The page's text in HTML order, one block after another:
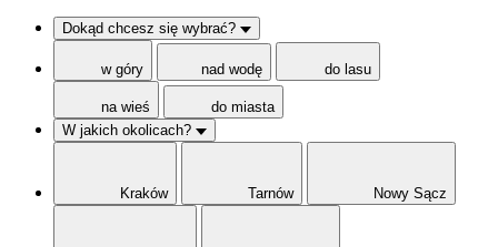
Dokąd chcesz się wybrać?
w góry nad wodę do lasu
na wieś
do miasta
W jakich okolicach?
Kraków Tarnów Nowy Sącz